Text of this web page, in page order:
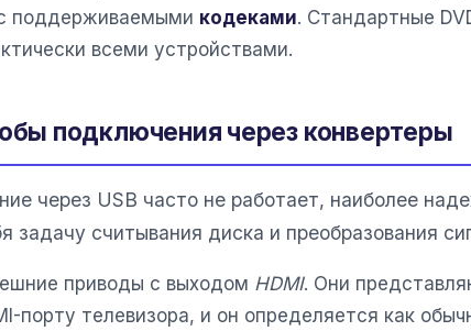
поддерживаемыми кодеками. Стандартные
всеми устройствами.
подключения через конвертеры
через USB часто не работает, наиболее
задачу считывания диска и преобразования
приводы с выходом HDMI. Они
порту телевизора, и он определяется как